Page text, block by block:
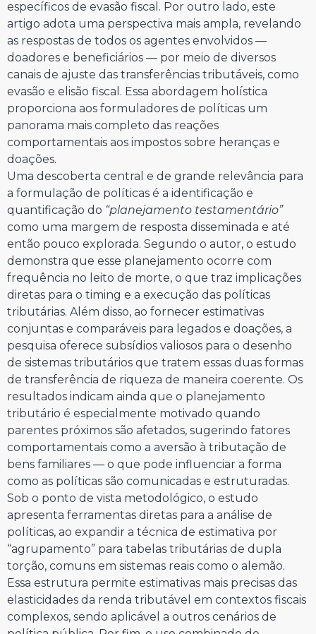
específicos de evasão fiscal. Por outro lado, este
artigo adota uma perspectiva mais ampla, revelando
as respostas de todos os agentes envolvidos —
doadores e beneficiários — por meio de diversos
canais de ajuste das transferências tributáveis, como
evasão e elisão fiscal. Essa abordagem holística
proporciona aos formuladores de políticas um
panorama mais completo das reações
comportamentais aos impostos sobre heranças e
doações.
Uma descoberta central e de grande relevância para
a formulação de políticas é a identificação e
quantificação do “planejamento testamentário”
como uma margem de resposta disseminada e até
então pouco explorada. Segundo o autor, o estudo
demonstra que esse planejamento ocorre com
frequência no leito de morte, o que traz implicações
diretas para o timing e a execução das políticas
tributárias. Além disso, ao fornecer estimativas
conjuntas e comparáveis para legados e doações, a
pesquisa oferece subsídios valiosos para o desenho
de sistemas tributários que tratem essas duas formas
de transferência de riqueza de maneira coerente. Os
resultados indicam ainda que o planejamento
tributário é especialmente motivado quando
parentes próximos são afetados, sugerindo fatores
comportamentais como a aversão à tributação de
bens familiares — o que pode influenciar a forma
como as políticas são comunicadas e estruturadas.
Sob o ponto de vista metodológico, o estudo
apresenta ferramentas diretas para a análise de
políticas, ao expandir a técnica de estimativa por
“agrupamento” para tabelas tributárias de dupla
torção, comuns em sistemas reais como o alemão.
Essa estrutura permite estimativas mais precisas das
elasticidades da renda tributável em contextos fiscais
complexos, sendo aplicável a outros cenários de